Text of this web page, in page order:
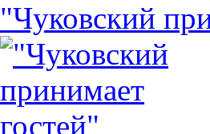
"Чуковский